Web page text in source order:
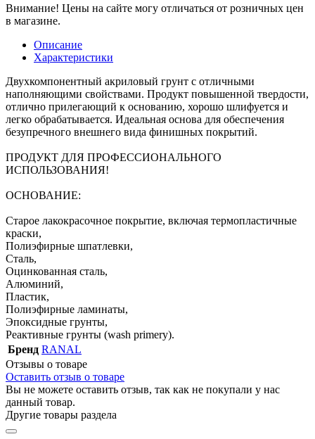
Внимание! Цены на сайте могу отличаться от розничных цен
в магазине.
Описание
Характеристики
Двухкомпонентный акриловый грунт с отличными
наполняющими свойствами. Продукт повышенной твердости,
отлично прилегающий к основанию, хорошо шлифуется и
легко обрабатывается. Идеальная основа для обеспечения
безупречного внешнего вида финишных покрытий.
ПРОДУКТ ДЛЯ ПРОФЕССИОНАЛЬНОГО
ИСПОЛЬЗОВАНИЯ!
ОСНОВАНИЕ:
Старое лакокрасочное покрытие, включая термопластичные
краски,
Полиэфирные шпатлевки,
Сталь,
Оцинкованная сталь,
Алюминий,
Пластик,
Полиэфирные ламинаты,
Эпоксидные грунты,
Реактивные грунты (wash primery).
Бренд RANAL
Отзывы о товаре
Оставить отзыв о товаре
Вы не можете оставить отзыв, так как не покупали у нас
данный товар.
Другие товары раздела